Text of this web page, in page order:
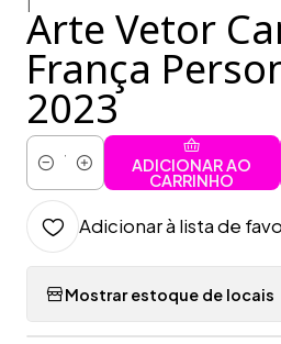
Arte Vetor
França
2023
Quantidade
ADICIONAR AO
CARRINHO
Adicionar à lista de
Mostrar estoque de locais